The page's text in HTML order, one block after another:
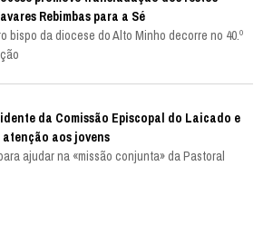
Rebimbas para a Sé
bispo da diocese do Alto Minho decorre no 40.º
da Comissão Episcopal do Laicado e
aos jovens
ajudar na «missão conjunta» da Pastoral